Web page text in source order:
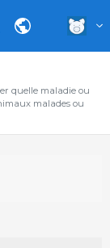
quelle maladie ou
malades ou